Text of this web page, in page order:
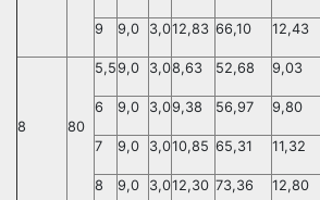
9 9,0 3,012,83 66,10 12,43
8 80
5,59,0 3,08,63 52,68 9,03
6 9,0 3,09,38 56,97 9,80
7 9,0 3,010,85 65,31 11,32
8 9,0 3,012,30 73,36 12,80